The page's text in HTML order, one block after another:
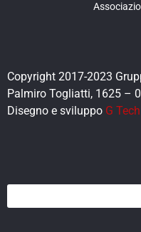
Copyright 2017-2023
Palmiro Togliatti, 1625 –
Disegno e sviluppo G